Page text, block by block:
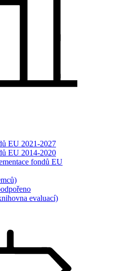
EU 2021-2027
EU 2014-2020
fondů EU
evaluací)